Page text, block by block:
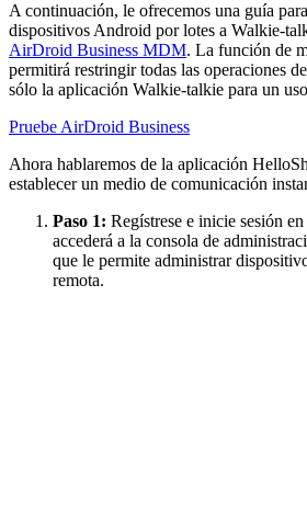
A continuación, le ofrecemos una guía
dispositivos Android por lotes a Walkie-
AirDroid Business MDM. La función de
permitirá restringir todas las operaciones
sólo la aplicación Walkie-talkie para un
Pruebe AirDroid Business
Ahora hablaremos de la aplicación
establecer un medio de comunicación
Paso 1: Regístrese e inicie sesión
accederá a la consola de
que le permite administrar
remota.